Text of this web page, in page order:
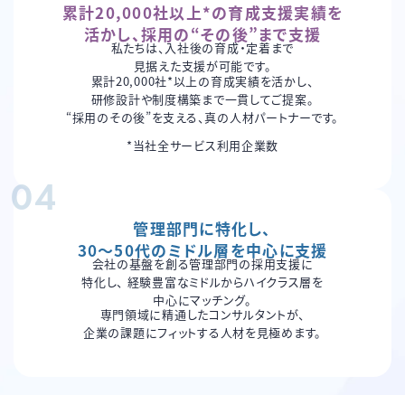
累計20,000社以上*の育成支援実績を
活かし、採用の“その後”まで支援
私たちは、入社後の育成・定着まで
見据えた支援が可能です。
累計20,000社*以上の育成実績を活かし、
研修設計や制度構築まで一貫してご提案。
“採用のその後”を支える、真の人材パートナーです。
*当社全サービス利用企業数
管理部門に特化し、
30〜50代のミドル層を中心に支援
会社の基盤を創る管理部門の採用支援に
特化し、 経験豊富なミドルからハイクラス層を
中心にマッチング。
専門領域に精通したコンサルタントが、
企業の課題にフィットする人材を見極めます。